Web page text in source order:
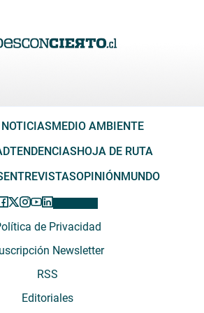
MEDIO AMBIENTE
TENDENCIASHOJA DE RUTA
ENTREVISTASOPINIÓNMUNDO
de Privacidad
Newsletter
RSS
Editoriales